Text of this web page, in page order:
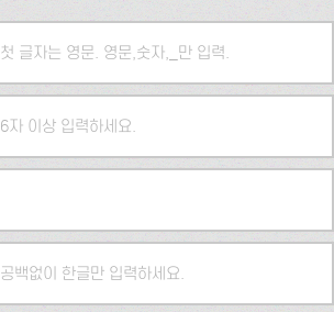
첫 글자는 영문. 영문,숫자,_만 입력.
6자 이상 입력하세요.
공백없이 한글만 입력하세요.